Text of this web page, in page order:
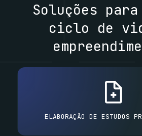
Soluções
ciclo de
ELABORAÇÃO DE ESTUDOS